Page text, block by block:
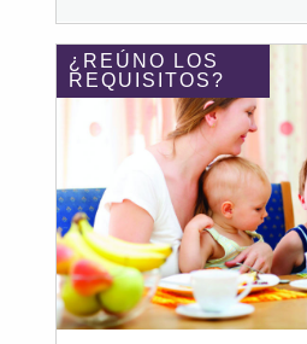
¿REÚNO LOS
REQUISITOS?